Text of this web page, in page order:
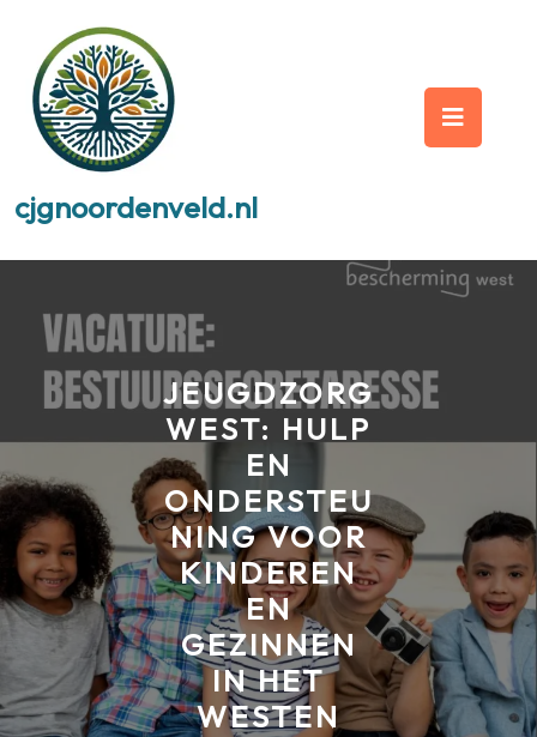
content
cjgnoordenveld.nl
JEUGDZORG
WEST: HULP
EN
ONDERSTEU
NING VOOR
KINDEREN
EN
GEZINNEN
IN HET
WESTEN